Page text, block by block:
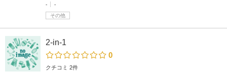
-
-
その他
2-in-1
0
クチコミ 2件